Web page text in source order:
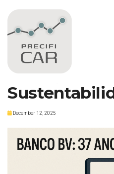
Banco BV:
Inovação e
December 12, 2025